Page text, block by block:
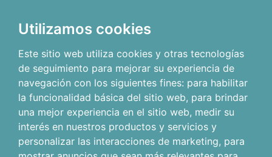
Utilizamos cookies
Este sitio web utiliza cookies y otras tecnologías
de seguimiento para mejorar su experiencia de
navegación con los siguientes fines: para habilitar
la funcionalidad básica del sitio web, para brindar
una mejor experiencia en el sitio web, medir su
interés en nuestros productos y servicios y
personalizar las interacciones de marketing, para